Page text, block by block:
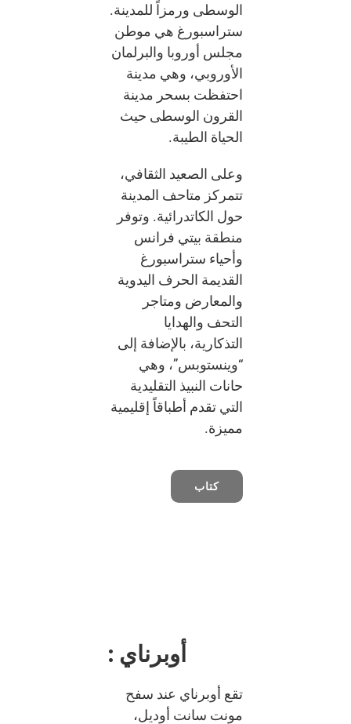
الوسطى ورمزاً للمدينة.
ستراسبورغ هي موطن
مجلس أوروبا والبرلمان
الأوروبي، وهي مدينة
احتفظت بسحر مدينة
القرون الوسطى حيث
الحياة الطيبة.
وعلى الصعيد الثقافي،
تتمركز متاحف المدينة
حول الكاتدرائية. وتوفر
منطقة بيتي فرانس
وأحياء ستراسبورغ
القديمة الحرف اليدوية
والمعارض ومتاجر
التحف والهدايا
التذكارية، بالإضافة إلى
“وينستوبس”، وهي
حانات النبيذ التقليدية
التي تقدم أطباقاً إقليمية
مميزة.
كتاب
أوبرناي :
تقع أوبرناي عند سفح
مونت سانت أوديل،